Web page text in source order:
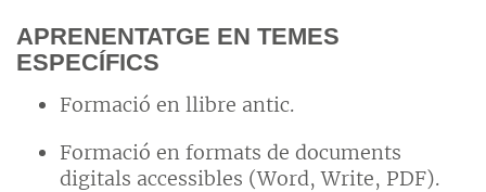
APRENENTATGE EN TEMES
ESPECÍFICS
Formació en llibre antic.
Formació en formats de documents
digitals accessibles (Word, Write, PDF).